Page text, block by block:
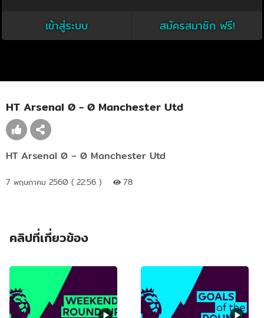
เข้าสู่ระบบ สมัครสมาชิก ฟรี!
HT Arsenal 0 - 0 Manchester Utd
HT Arsenal 0 – 0 Manchester Utd
7 พฤษภาคม 2560 ( 22:56 ) 78
คลิปที่เกี่ยวข้อง